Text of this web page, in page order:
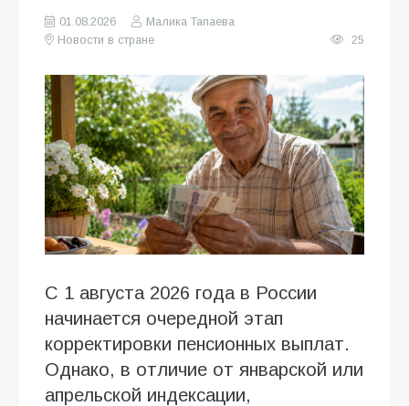
01.08.2026
Малика Тапаева
Новости в стране
25
С 1 августа 2026 года в России
начинается очередной этап
корректировки пенсионных выплат.
Однако, в отличие от январской или
апрельской индексации,